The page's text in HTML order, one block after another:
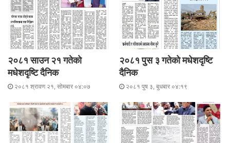
२०८१ साउन २१ गतेकाे
मधेशदृष्टि दैनिक
२०८१ श्रावण २१, सोमबार ०४:०७
२०८१ पुस ३ गतेकाे मधेशदृष्टि
दैनिक
२०८१ पुष ३, बुधबार ०४:१९